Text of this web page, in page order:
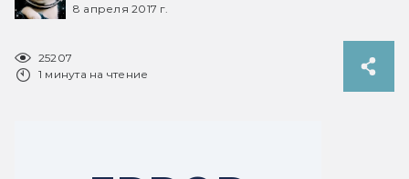
8 апреля 2017 г.
25207
1 минута на чтение